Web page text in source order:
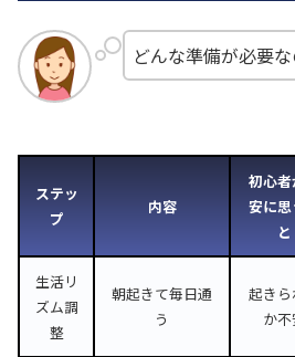
どんな準備が必要
ステッ
プ
内容
初心
安に思
と
生活リ
ズム調
整
朝起きて毎日通
う
起きら
か不